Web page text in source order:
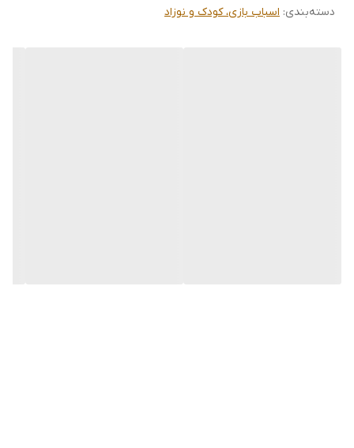
دسته‌بندی: اسباب بازی، کودک و نوزاد